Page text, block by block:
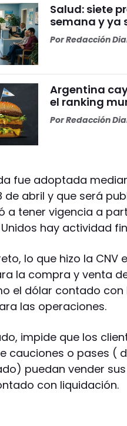
Salud: siete
semana y ya
PorRedacción
Argentina
el ranking
PorRedacción
fue adoptada
de abril y que será
a tener vigencia a
hay actividad
lo que hizo la
la compra y venta
el dólar contado
las operaciones.
impide que los
cauciones o pases (
puedan vender
con liquidación.